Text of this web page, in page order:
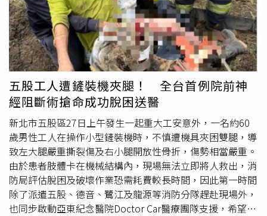
大陸。專案小組5月20日首度出擊攔截50多台、市值7億的
AI伺服器，聲押游姓男子等3人獲准；6月29日二度行動，搜
索美超微台灣分公司、青雲科技以及是方電訊，再加3人羈
押禁見基隆地檢署持續追查，在7月24日指揮調查局台北市
調處針對輝達資深業務發展經理張登隆的住家及公司搜索並
約談到案，複訊後認為他犯嫌重大、有逃亡、滅證及勾串之
虞，當庭逮捕並向法院聲押禁見獲准；專案小處初步掌握，
張登隆查詢客戶購買資格時，疑似放水違法出具同意書，瞞
過政府審核單位以完成出口核准。
五股工人遭鏟裝機夾腿！ 全台首例院前神
經阻斷術搶命成功脫困送醫
新北市五股區27日上午發生一起重大工安意外，一名約60
歲男性工人在操作小型鏟裝機時，不慎遭機具夾困雙腿，導
致左大腿嚴重撕裂傷及右小腿開放性骨折，傷勢相當嚴重。
由於患者肢體卡在機械結構內，現場無法立即將人救出，消
防局評估脫困及破壞作業恐需耗費較長時間，因此第一時間
除了派遣五股、德音、鷺江及龍源等消防分隊趕赴現場外，
也同步啟動亞東紀念醫院Doctor Car醫療團隊支援，希望將